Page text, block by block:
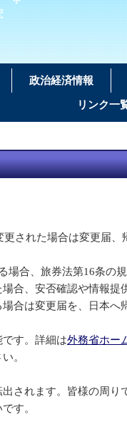
政治経済情報
リンク一
された場合は変更届
合、旅券法第16条の
、安否確認や情報提
は変更届を、日本へ
す。詳細は外務省ホー
。
れます。皆様の周
す。